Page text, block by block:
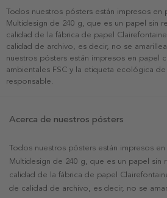
Todos nuestros pósters están impresos en
Multidesign de 240 g, que es un papel sin
calidad de la fábrica de papel
calidad de archivo, es decir, no se
nuestros pósters están impresos en papel
ambientales FSC y la etiqueta ecológica de
responsable.
Acerca de nuestros pósters
Todos nuestros pósters están impresos
Multidesign de 240 g, que es un papel sin
calidad de la fábrica de papel
de calidad de archivo, es decir, no se